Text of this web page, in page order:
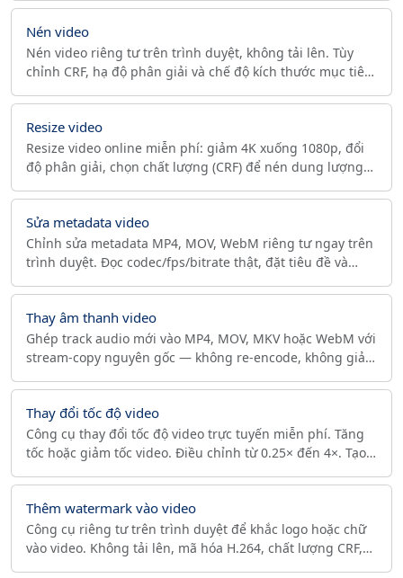
Nén video
Nén video riêng tư trên trình duyệt, không tải lên. Tùy
chỉnh CRF, hạ độ phân giải và chế độ kích thước mục tiêu
Resize video
Resize video online miễn phí: giảm 4K xuống 1080p, đổi
độ phân giải, chọn chất lượng (CRF) để nén dung lượng
Sửa metadata video
Chỉnh sửa metadata MP4, MOV, WebM riêng tư ngay trên
trình duyệt. Đọc codec/fps/bitrate thật, đặt tiêu đề và
Thay âm thanh video
Ghép track audio mới vào MP4, MOV, MKV hoặc WebM với
stream-copy nguyên gốc — không re-encode, không giảm
ffmpeg.wasm.
Thay đổi tốc độ video
Công cụ thay đổi tốc độ video trực tuyến miễn phí. Tăng
tốc hoặc giảm tốc video. Điều chỉnh từ 0.25× đến 4×. Tạo
Thêm watermark vào video
Công cụ riêng tư trên trình duyệt để khắc logo hoặc chữ
vào video. Không tải lên, mã hóa H.264, chất lượng CRF,